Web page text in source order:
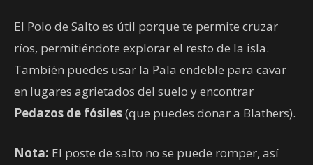
El Polo de Salto es útil porque te permite cruzar
ríos, permitiéndote explorar el resto de la isla.
También puedes usar la Pala endeble para cavar
en lugares agrietados del suelo y encontrar
Pedazos de fósiles(que puedes donar a Blathers).
Nota: El poste de salto no se puede romper, así